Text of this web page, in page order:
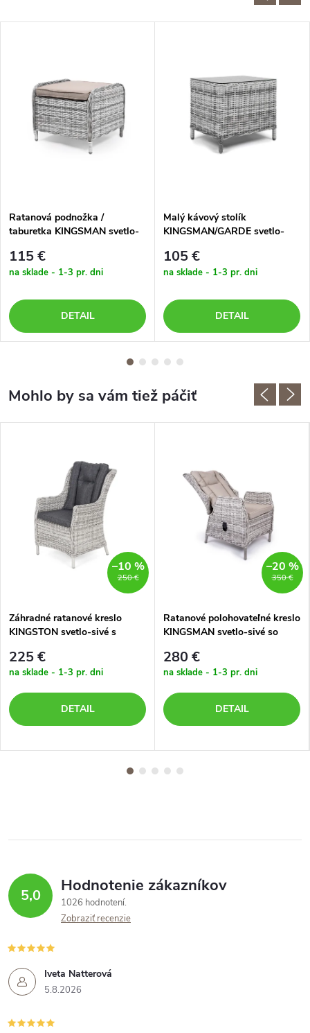
Ratanová podnožka /
taburetka KINGSMAN svetlo-
115 €
na sklade - 1-3 pr. dni
DETAIL
Malý kávový stolík
KINGSMAN/GARDE svetlo-
105 €
na sklade - 1-3 pr. dni
DETAIL
250 €
–10 %
Záhradné ratanové kreslo
KINGSTON svetlo-sivé s
225 €
na sklade - 1-3 pr. dni
DETAIL
350 €
–20 %
Ratanové polohovateľné kreslo
KINGSMAN svetlo-sivé so
280 €
na sklade - 1-3 pr. dni
DETAIL
5,0 Hodnotenie zákazníkov
1026 hodnotení
Zobraziť recenzie
Iveta Natterová
5.8.2026